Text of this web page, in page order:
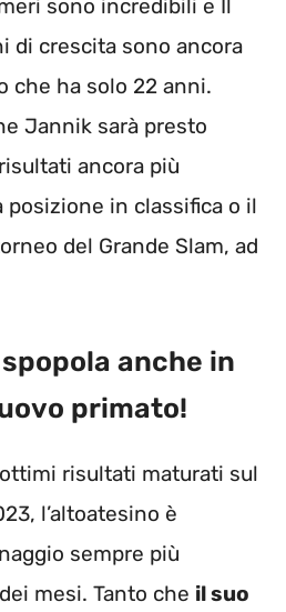
sono incredibili e Il
di crescita sono ancora
che ha solo 22 anni.
Jannik sarà presto
ancora più
posizione in classifica o il
del Grande Slam, ad
anche in
primato!
risultati maturati sul
l’altoatesino è
sempre più
mesi. Tanto che il suo